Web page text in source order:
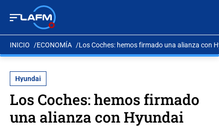
INICIO ECONOMÍA Los Coches: hemos firmado una alianza con
Hyundai
Los Coches: hemos firmado
una alianza con Hyundai